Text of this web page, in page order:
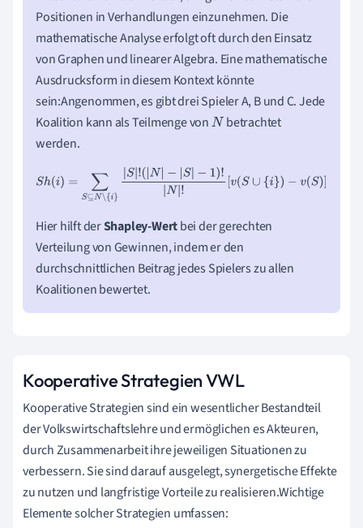
Positionen in Verhandlungen einzunehmen. Die
mathematische Analyse erfolgt oft durch den Einsatz
von Graphen und linearer Algebra. Eine mathematische
Ausdrucksform in diesem Kontext könnte
sein:Angenommen, es gibt drei Spieler A, B und C. Jede
Koalition kann als Teilmenge vonN betrachtet
werden.
Sh(i) ∑S⊆ ∖{i}|S|!(|N|−|S|−1)!|N|![v(S∪{i})−v (S)]
Hier hilft derShapley-Wertbei der gerechten
Verteilung von Gewinnen, indem er den
durchschnittlichen Beitrag jedes Spielers zu allen
Koalitionen bewertet.
Kooperative Strategien VWL
Kooperative Strategien sind ein wesentlicher Bestandteil
der Volkswirtschaftslehre und ermöglichen es Akteuren,
durch Zusammenarbeit ihre jeweiligen Situationen zu
verbessern. Sie sind darauf ausgelegt, synergetische Effekte
zu nutzen und langfristige Vorteile zu realisieren.Wichtige
Elemente solcher Strategien umfassen: